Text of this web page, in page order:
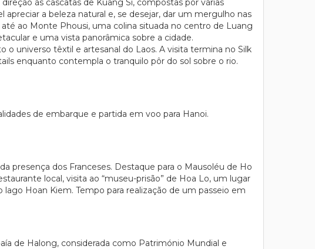
às cascatas de Kuang Si, compostas por várias
a beleza natural e, se desejar, dar um mergulho nas
ao Monte Phousi, uma colina situada no centro de Luang
e uma vista panorâmica sobre a cidade.
universo têxtil e artesanal do Laos. A visita termina no Silk
enquanto contempla o tranquilo pôr do sol sobre o rio.
de embarque e partida em voo para Hanoi.
presença dos Franceses. Destaque para o Mausoléu de Ho
local, visita ao “museu-prisão” de Hoa Lo, um lugar
Hoan Kiem. Tempo para realização de um passeio em
de Halong, considerada como Património Mundial e